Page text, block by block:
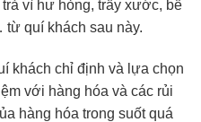
vì hư hỏng, trầy xước, bể
quí khách sau này.
khách chỉ định và lựa chọn
với hàng hóa và các rủi
hàng hóa trong suốt quá